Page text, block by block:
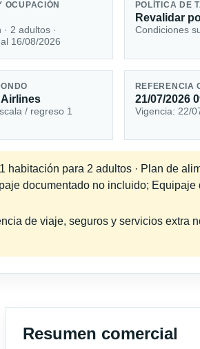
OCUPACIÓN
2 adultos ·
16/08/2026
POLÍTICA DE
Revalidar
Condiciones
/ regreso 1
REFERENCIA
21/07/2026
Vigencia: 22/
habitación para 2 adultos · Plan de
documentado no incluido; Equipaje
de viaje, seguros y servicios extra
Resumen comercial